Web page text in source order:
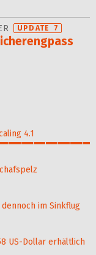
UPDATE 7
4.1
im Sinkflug
US-Dollar er­hält­lich